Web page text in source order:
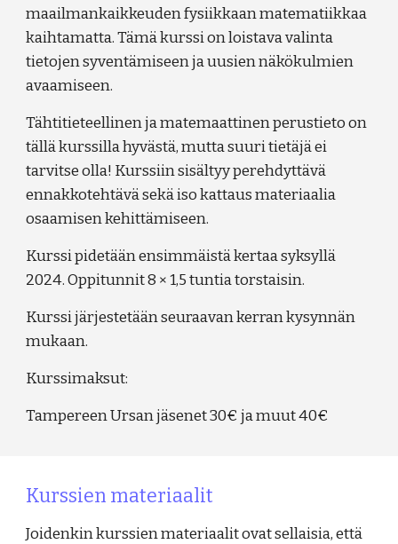
maailmankaikkeuden fysiikkaan matematiikkaa
kaihtamatta. Tämä kurssi on loistava valinta
tietojen syventämiseen ja uusien näkökulmien
avaamiseen.
Tähtitieteellinen ja matemaattinen perustieto on
tällä kurssilla hyvästä, mutta suuri tietäjä ei
tarvitse olla! Kurssiin sisältyy perehdyttävä
ennakkotehtävä sekä iso kattaus materiaalia
osaamisen kehittämiseen.
Kurssi pidetään ensimmäistä kertaa syksyllä
2024. Oppitunnit 8 × 1,5 tuntia torstaisin.
Kurssi järjestetään seuraavan kerran kysynnän
mukaan.
Kurssimaksut:
Tampereen Ursan jäsenet 30€ ja muut 40€
Kurssien materiaalit
Joidenkin kurssien materiaalit ovat sellaisia, että